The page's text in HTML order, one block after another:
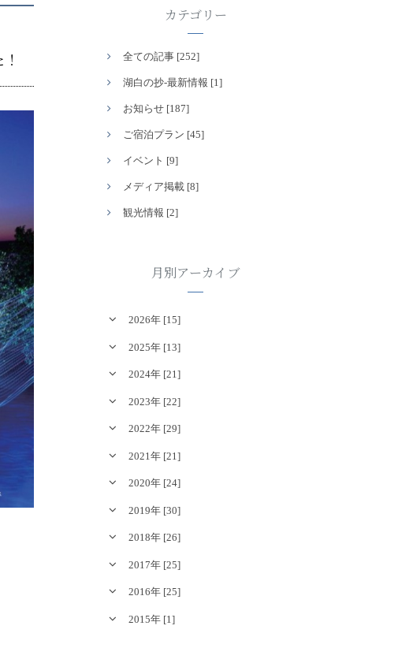
カテゴリー
全ての記事 [252]
湖白の抄‐最新情報 [1]
お知らせ [187]
ご宿泊プラン [45]
イベント [9]
メディア掲載 [8]
観光情報 [2]
月別アーカイブ
2026年 [15]
2025年 [13]
2024年 [21]
2023年 [22]
2022年 [29]
2021年 [21]
2020年 [24]
2019年 [30]
2018年 [26]
2017年 [25]
2016年 [25]
2015年 [1]